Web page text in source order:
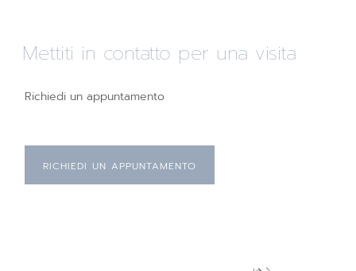
Mettiti in contatto per una visita
Richiedi un appuntamento
RICHIEDI UN APPUNTAMENTO